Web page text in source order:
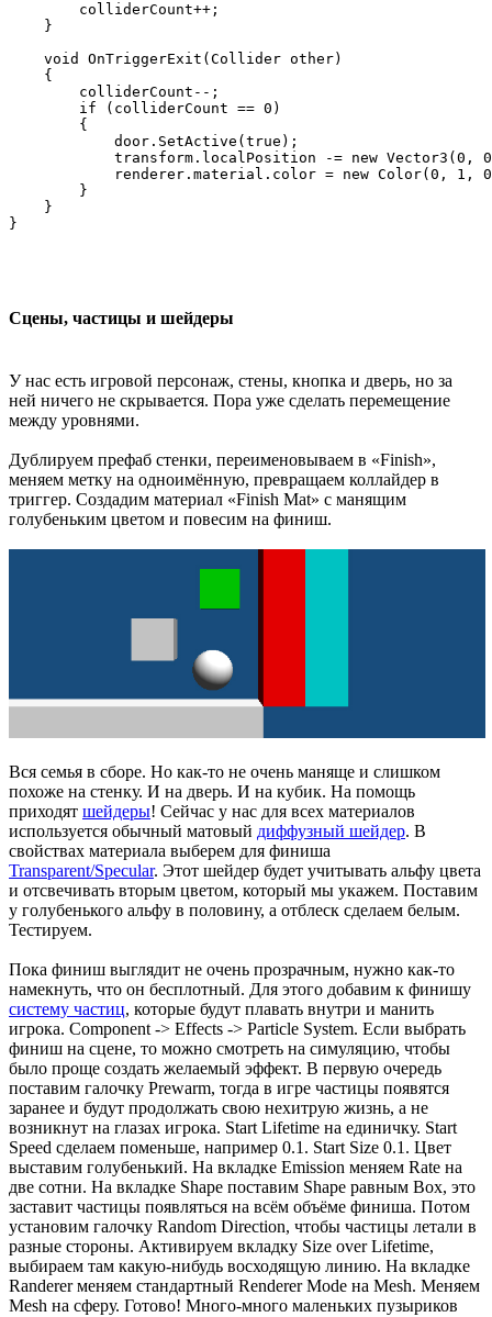
        colliderCount++;
    }
    void OnTriggerExit(Collider other)
    {
        colliderCount--;
        if (colliderCount == 0)
        {
            door.SetActive(true);
transform.localPosition -= new Vector3(0,
renderer.material.color = new Color(0, 1,
        }
    }
Сцены, частицы и шейдеры
У нас есть игровой персонаж, стены, кнопка и дверь, но за
ней ничего не скрывается. Пора уже сделать перемещение
между уровнями.
Дублируем префаб стенки, переименовываем в «Finish»,
меняем метку на одноимённую, превращаем коллайдер в
триггер. Создадим материал «Finish Mat» с манящим
голубеньким цветом и повесим на финиш.
Вся семья в сборе. Но как-то не очень маняще и слишком
похоже на стенку. И на дверь. И на кубик. На помощь
приходят шейдеры! Сейчас у нас для всех материалов
используется обычный матовый диффузный шейдер. В
свойствах материала выберем для финиша
Transparent/Specular. Этот шейдер будет учитывать альфу цвета
и отсвечивать вторым цветом, который мы укажем. Поставим
у голубенького альфу в половину, а отблеск сделаем белым.
Тестируем.
Пока финиш выглядит не очень прозрачным, нужно как-то
намекнуть, что он бесплотный. Для этого добавим к финишу
систему частиц, которые будут плавать внутри и манить
игрока. Component -> Effects -> Particle System. Если выбрать
финиш на сцене, то можно смотреть на симуляцию, чтобы
было проще создать желаемый эффект. В первую очередь
поставим галочку Prewarm, тогда в игре частицы появятся
заранее и будут продолжать свою нехитрую жизнь, а не
возникнут на глазах игрока. Start Lifetime на единичку. Start
Speed сделаем поменьше, например 0.1. Start Size 0.1. Цвет
выставим голубенький. На вкладке Emission меняем Rate на
две сотни. На вкладке Shape поставим Shape равным Box, это
заставит частицы появляться на всём объёме финиша. Потом
установим галочку Random Direction, чтобы частицы летали в
разные стороны. Активируем вкладку Size over Lifetime,
выбираем там какую-нибудь восходящую линию. На вкладке
Randerer меняем стандартный Renderer Mode на Mesh. Меняем
Mesh на сферу. Готово! Много-много маленьких пузыриков